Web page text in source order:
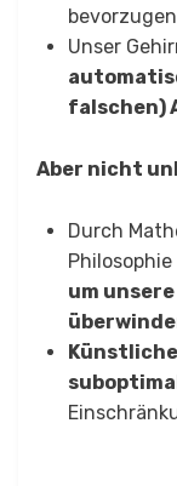
bevorzugen
Unser
falschen)
Aber nicht
Durch
um